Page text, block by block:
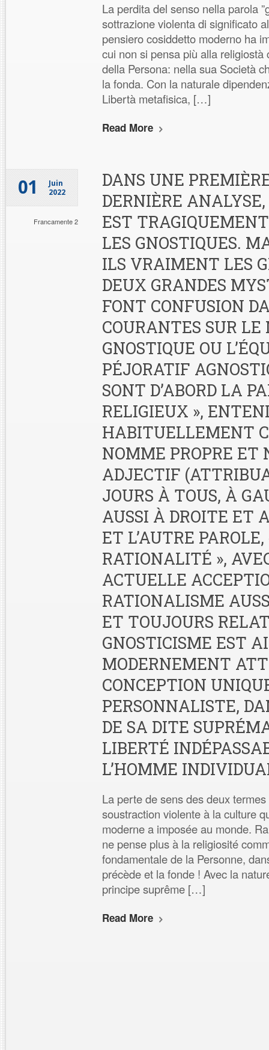
La perdita del senso nella parola
sottrazione violenta di significato
pensiero cosiddetto moderno ha
cui non si pensa più alla religiostà
della Persona: nella sua Società
la fonda. Con la naturale
Libertà metafisica, […]
Read More
01
Juin
2022
Francamente 2
DANS UNE
DERNIÈRE
EST
LES GNOSTIQUES.
ILS VRAIMENT LES
DEUX GRANDES
FONT CONFUSION
COURANTES SUR LE
GNOSTIQUE OU
PÉJORATIF
SONT D’ABORD LA
RELIGIEUX »,
HABITUELLEMENT
NOMME PROPRE ET
ADJECTIF
JOURS À TOUS, À
AUSSI À DROITE ET
ET L’AUTRE PAROLE,
RATIONALITÉ »,
ACTUELLE
RATIONALISME
ET TOUJOURS
GNOSTICISME EST
MODERNEMENT
CONCEPTION
PERSONNALISTE,
DE SA DITE
LIBERTÉ
L’HOMME
La perte de sens des deux
soustraction violente à la culture
moderne a imposée au monde.
ne pense plus à la religiosité
fondamentale de la Personne,
précède et la fonde ! Avec la
principe suprême […]
Read More